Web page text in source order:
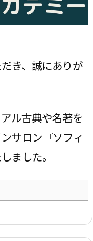
き、誠にありが
ル古典や名著を
サロン『ソフィ
ました。